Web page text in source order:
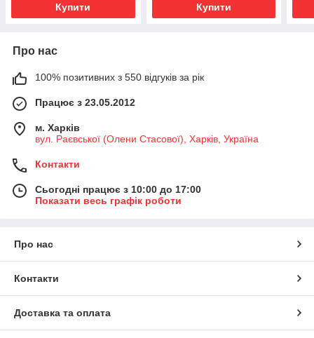
Купити Купити
Про нас
100% позитивних з 550 відгуків за рік
Працює з 23.05.2012
м. Харків
вул. Раєвської (Олени Стасової), Харків, Україна
Контакти
Сьогодні працює з 10:00 до 17:00
Показати весь графік роботи
Про нас
Контакти
Доставка та оплата